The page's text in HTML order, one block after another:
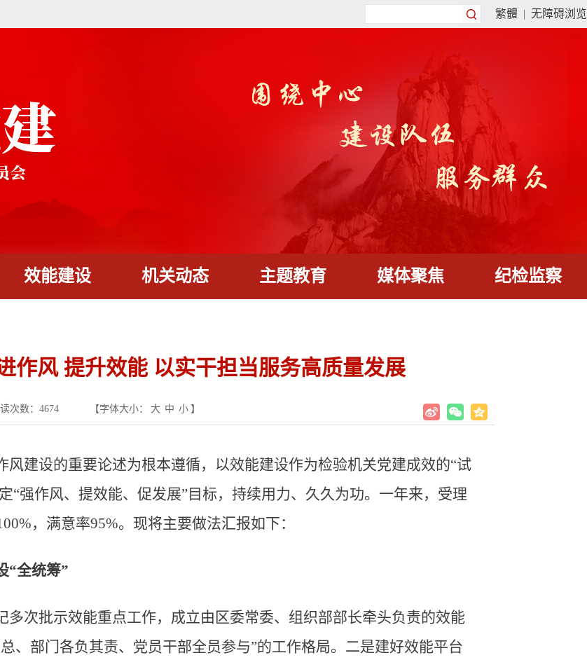
繁體 | 无障碍浏览
效能建设 机关动态 主题教育 媒体聚焦 纪检监察
作风 提升效能 以实干担当服务高质量发展
次数： 4674 【字体大小： 大 中 小 】
风建设的重要论述为根本遵循，以效能建设作为检验机关党建成效的“试
“强作风、提效能、促发展”目标，持续用力、久久为功。一年来，受理
，满意率95%。现将主要做法汇报如下：
“全统筹”
多次批示效能重点工作，成立由区委常委、组织部部长牵头负责的效能
、部门各负其责、党员干部全员参与”的工作格局。二是建好效能平台